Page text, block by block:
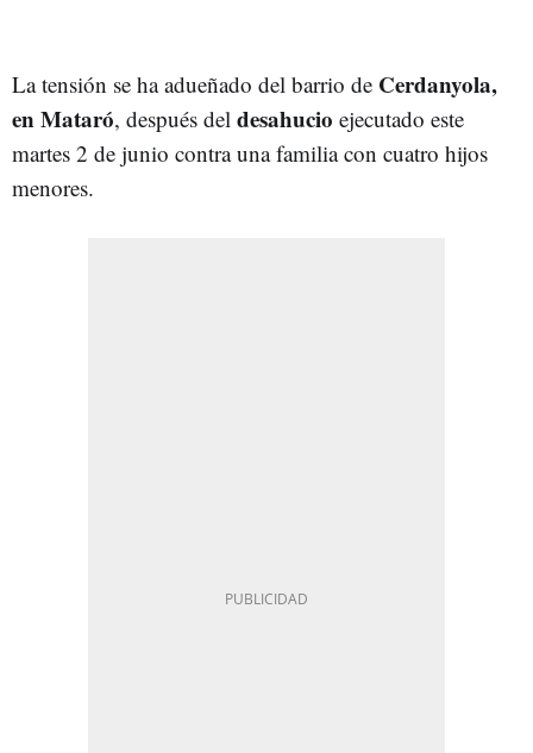
La tensión se ha adueñado del barrio de Cerdanyola,
en Mataró, después del desahucio ejecutado este
martes 2 de junio contra una familia con cuatro hijos
menores.